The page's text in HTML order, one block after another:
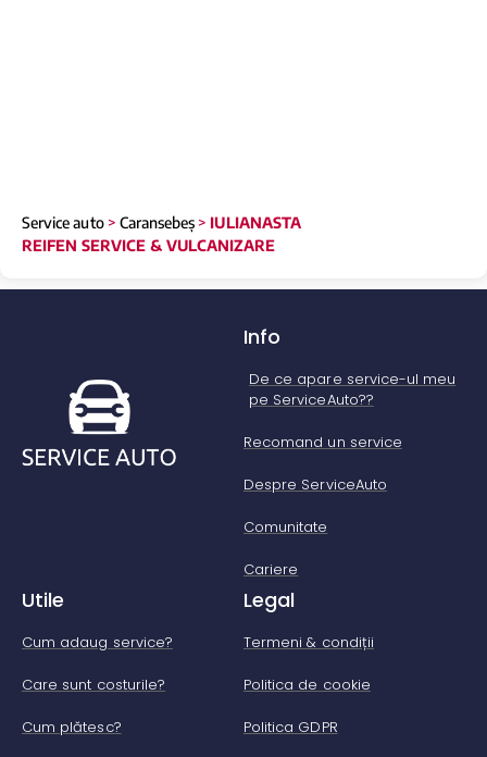
Service auto> Caransebeș > IULIANASTA
REIFEN SERVICE & VULCANIZARE
Info
De ce apare service-ul meu
pe ServiceAuto??
Recomand un service
Despre ServiceAuto
Comunitate
Cariere
Utile
Cum adaug service?
Care sunt costurile?
Cum plătesc?
Legal
Termeni & condiții
Politica de cookie
Politica GDPR